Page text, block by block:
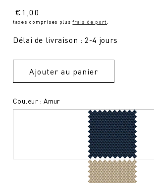
Prix
normal
€1,00
taxes comprises plusfrais de port
Délai de livraison : 2-4 jours
Ajouter au panier
Couleur : Amur